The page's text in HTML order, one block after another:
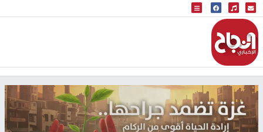
البث المباشر
إذاعة النجاح